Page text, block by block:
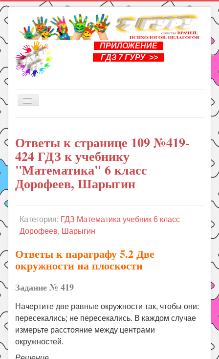
ПРИЛОЖЕНИЕ
ГДЗ 7 ГУРУ >>
Включить/
Книги
Рукоделие
Подготовка к школе
Уроки
Праздники
Летом!
Поиск
Ответы к странице 109 №419-
424 ГДЗ к учебнику
"Математика" 6 класс
Дорофеев, Шарыгин
Категория: ГДЗ Математика учебник 6 класс
Дорофеев, Шарыгин
Ответы к параграфу 5.2 Две
окружности на плоскости
Задание № 419
Начертите две равные окружности так, чтобы они:
пересекались; не пересекались. В каждом случае
измерьте расстояние между центрами
окружностей.